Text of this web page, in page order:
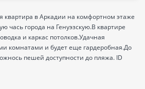
квартира в Аркадии на комфортном этаже
чась города на Генуэзскую.В квартире
и каркас потолков.Удачная
комнатами и будет еще гардеробная.До
пешей доступности до пляжа. ID